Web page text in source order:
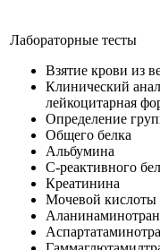
Лабораторные тесты
Взятие крови из
Клинический
лейкоцитарная
Определение
Общего белка
Альбумина
С-реактивного
Креатинина
Мочевой кислоты